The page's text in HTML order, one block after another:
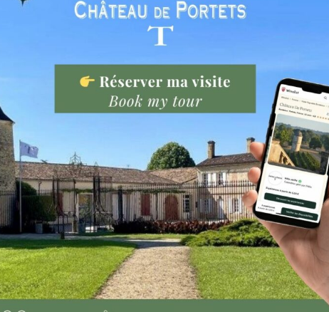
18 juillet 2025
ÉVÈNEMENTS
Château de Portets à Wine
Paris 2023 Stand B301 Hall 3